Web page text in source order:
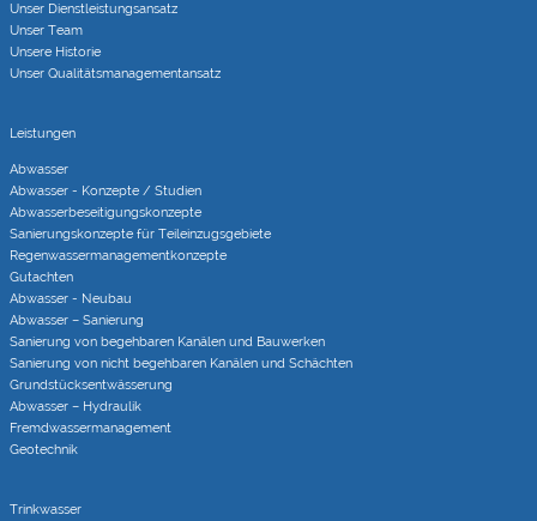
Unser Dienstleistungsansatz
Unser Team
Unsere Historie
Unser Qualitätsmanagementansatz
Leistungen
Abwasser
Abwasser - Konzepte / Studien
Abwasserbeseitigungs­konzepte
Sanierungs­konzepte für Teileinzugs­gebiete
Regenwasser­managementkonzepte
Gutachten
Abwasser - Neubau
Abwasser – Sanierung
Sanierung von begehbaren Kanälen und Bauwerken
Sanierung von nicht begehbaren Kanälen und Schächten
Grundstücks­entwässerung
Abwasser – Hydraulik
Fremdwasser­manage­ment
Geotechnik
Trinkwasser